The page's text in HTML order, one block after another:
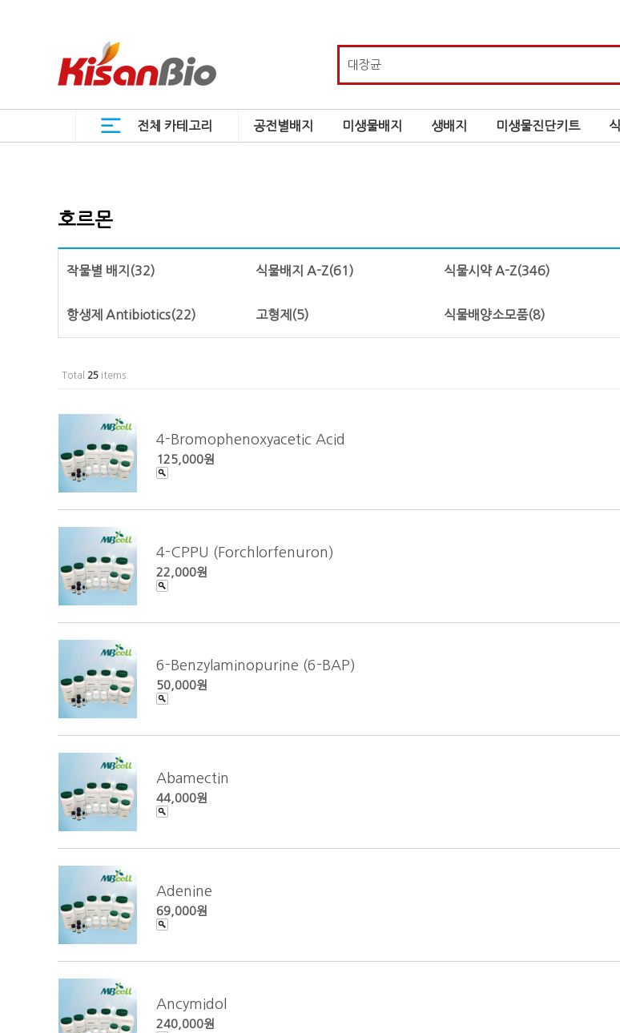
전체 카테고리 공전별배지 미생물배지 생배지 미생물진단키트
호르몬
작물별 배지 (32) 식물배지 A-Z(61) 식물시약 A-Z(346)
항생제 Antibiotics(22) 고형제 (5) 식물배양소모품(8)
Total 25 items.
4-Bromophenoxyacetic Acid
125,000원
4-CPPU (Forchlorfenuron)
22,000원
6-Benzylaminopurine (6-BAP)
50,000원
Abamectin
44,000원
Adenine
69,000원
Ancymidol
240,000원